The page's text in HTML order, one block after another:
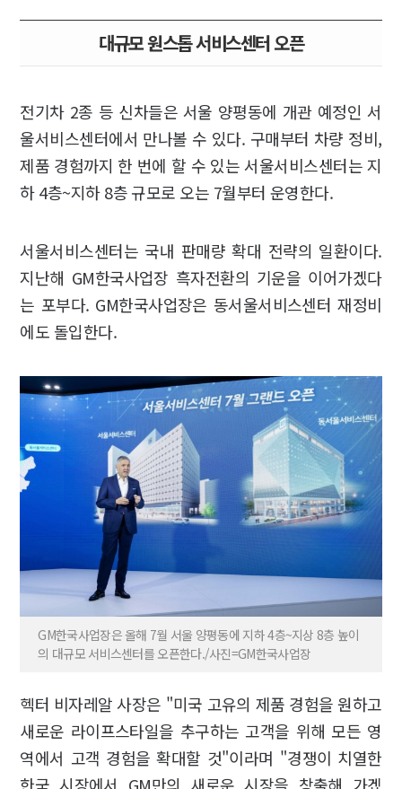
대규모 원스톱 서비스센터 오픈
전기차 2종 등 신차들은 서울 양평동에 개관 예정인 서
울서비스센터에서 만나볼 수 있다. 구매부터 차량 정비,
제품 경험까지 한 번에 할 수 있는 서울서비스센터는 지
하 4층~지하 8층 규모로 오는 7월부터 운영한다.
서울서비스센터는 국내 판매량 확대 전략의 일환이다.
지난해 GM한국사업장 흑자전환의 기운을 이어가겠다
는 포부다. GM한국사업장은 동서울서비스센터 재정비
에도 돌입한다.
GM한국사업장은 올해 7월 서울 양평동에 지하 4층~지상 8층 높이
의 대규모 서비스센터를 오픈한다./사진=GM한국사업장
헥터 비자레알 사장은 "미국 고유의 제품 경험을 원하고
새로운 라이프스타일을 추구하는 고객을 위해 모든 영
역에서 고객 경험을 확대할 것"이라며 "경쟁이 치열한